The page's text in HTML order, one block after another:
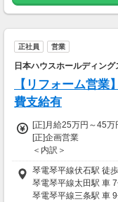
※経験や能力により
※別途下記手当有り
■時間外手当
■資格手当
■年齢手当
■賞与(年2回)
(前年度3.7か月分)
■役職手当
＜給与例＞
30歳 営業職(扶養家族
正社員 営業
日本ハウスホールディン
【リフォーム営
費支給有
[正]月給25万円～45万
[正]企画営業
＜内訳＞
■基本給：168,000円
■住宅手当：20,000円
■技術手当：3,000円～
琴電琴平線伏石駅 徒
琴電琴平線太田駅 車
琴電琴平線三条駅 車